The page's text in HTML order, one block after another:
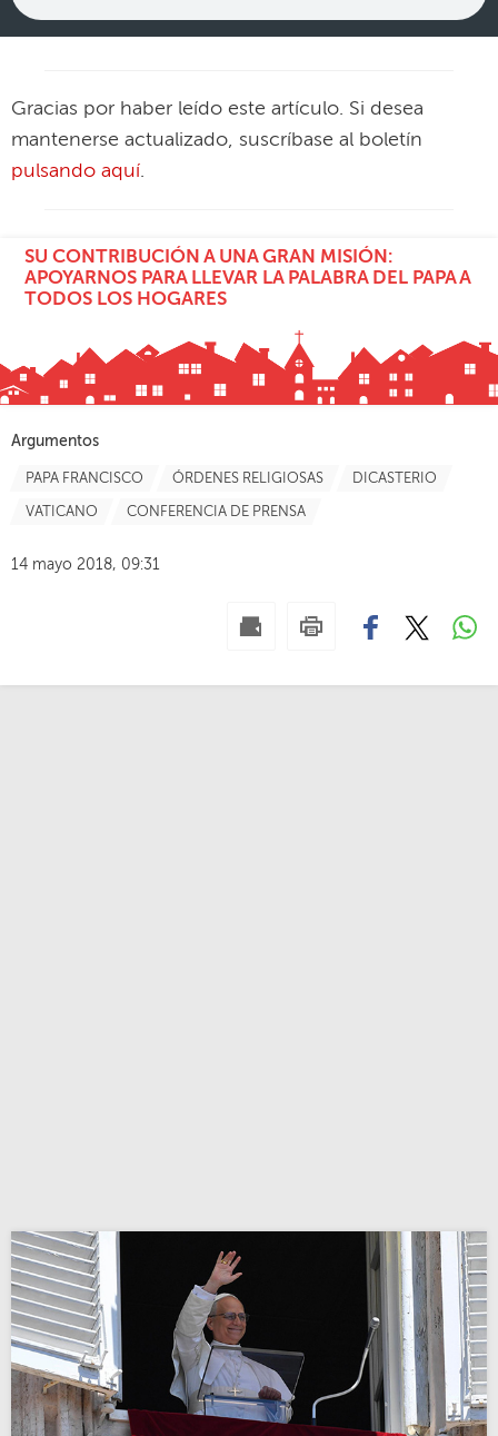
Gracias por haber leído este artículo. Si desea
mantenerse actualizado, suscríbase al boletín
pulsando aquí.
SU CONTRIBUCIÓN A UNA GRAN MISIÓN:
APOYARNOS PARA LLEVAR LA PALABRA DEL PAPA A
TODOS LOS HOGARES
Argumentos
PAPA FRANCISCO ÓRDENES RELIGIOSAS DICASTERIO
VATICANO CONFERENCIA DE PRENSA
14 mayo 2018, 09:31